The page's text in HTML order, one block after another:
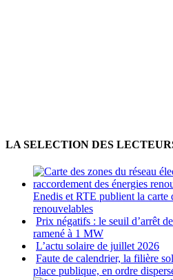
LA SELECTION DES
Enedis et RTE publient la carte
renouvelables
Prix négatifs : le seuil d’arrêt
ramené à 1 MW
L’actu solaire de juillet 2026
Faute de calendrier, la filière
place publique, en ordre